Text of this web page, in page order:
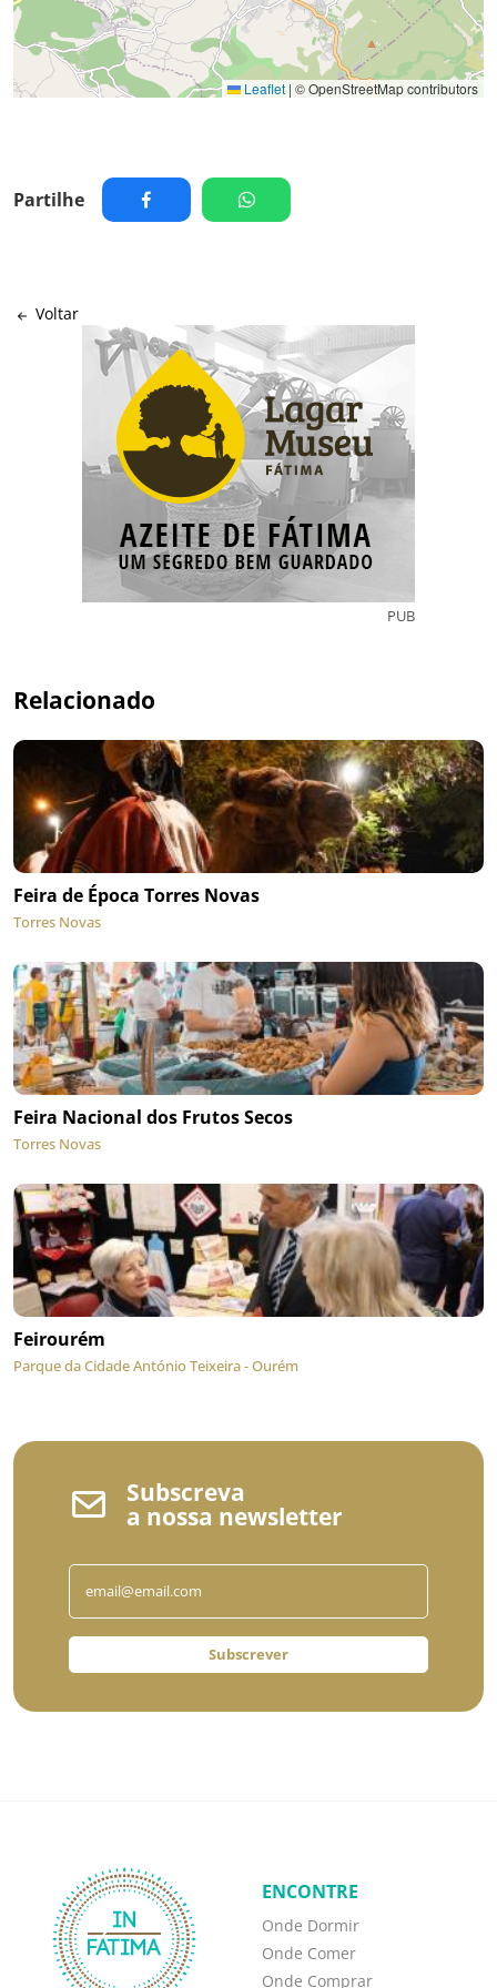
Leaflet | © OpenStreetMap contributors
Partilhe
Voltar
PUB
Relacionado
Feira de Época Torres Novas
Torres Novas
Feira Nacional dos Frutos Secos
Torres Novas
Feirourém
Parque da Cidade António Teixeira - Ourém
Subscreva
a nossa newsletter
Subscrever
ENCONTRE
Onde Dormir
Onde Comer
Onde Comprar